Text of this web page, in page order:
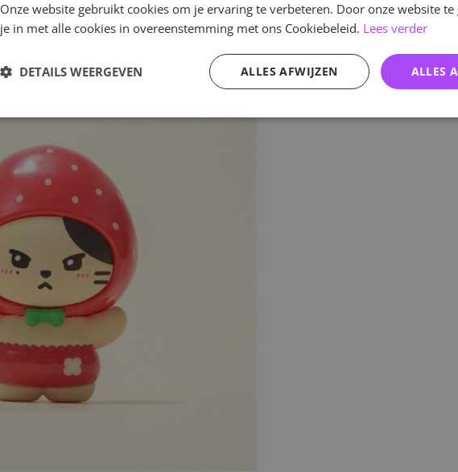
Onze website gebruikt cookies om je ervaring te verbeteren. Door onze website
je in met alle cookies in overeenstemming met ons Cookiebeleid. Lees verder
ALLES
ALLES AFWIJZEN
DETAILS WEERGEVEN